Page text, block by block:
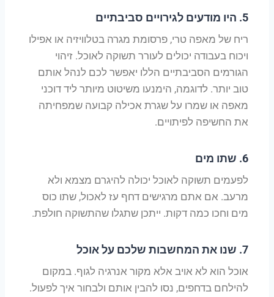
5. היו מודעים לגירויים סביבתיים
ריח של מאפה טרי, פרסומת מגרה בטלוויזיה או אפילו
ויכוח בעבודה יכולים לעורר תשוקה לאוכל. זיהוי
הגורמים הסביבתיים הללו יאפשר לכם לנהל אותם
טוב יותר. לדוגמה, הימנעו משיטוט מיותר ליד דוכני
מאפה או שמרו על שגרת אכילה קבועה שמפחיתה
את החשיפה לפיתויים.
6. שתו מים
לפעמים תשוקה לאוכל יכולה להיגרם מצמא ולא
מרעב. אם אתם מרגישים דחף עז לאכול, שתו כוס
מים וחכו כמה דקות. ייתכן שתגלו שהתשוקה חולפת.
7. שנו את המחשבות שלכם על אוכל
אוכל הוא לא אויב אלא מקור אנרגיה לגוף. במקום
להילחם בדחפים, נסו להבין אותם ולבחור איך לפעול.